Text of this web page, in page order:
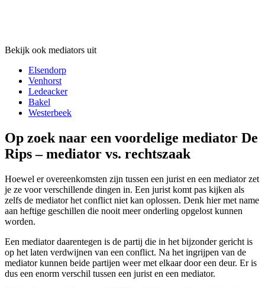
Bekijk ook mediators uit
Elsendorp
Venhorst
Ledeacker
Bakel
Westerbeek
Op zoek naar een voordelige mediator De
Rips – mediator vs. rechtszaak
Hoewel er overeenkomsten zijn tussen een jurist en een mediator zet
je ze voor verschillende dingen in. Een jurist komt pas kijken als
zelfs de mediator het conflict niet kan oplossen. Denk hier met name
aan heftige geschillen die nooit meer onderling opgelost kunnen
worden.
Een mediator daarentegen is de partij die in het bijzonder gericht is
op het laten verdwijnen van een conflict. Na het ingrijpen van de
mediator kunnen beide partijen weer met elkaar door een deur. Er is
dus een enorm verschil tussen een jurist en een mediator.